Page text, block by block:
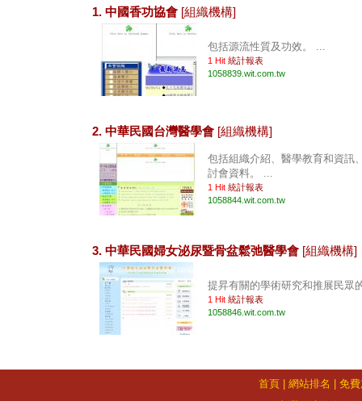
1. 中國香功協會 [組織機構]
包括源流性質及功效。 ...
1 Hit 統計報表
1058839.wit.com.tw
2. 中華民國台灣醫學會 [組織機構]
包括組織介紹、醫學教育和資訊
討會資料。 ...
1 Hit 統計報表
1058844.wit.com.tw
3. 中華民國婦女泌尿暨骨盆鬆弛醫學會 [組織機構]
提昇有關的學術研究和推展民眾
1 Hit 統計報表
1058846.wit.com.tw
首頁| 網站排名
免